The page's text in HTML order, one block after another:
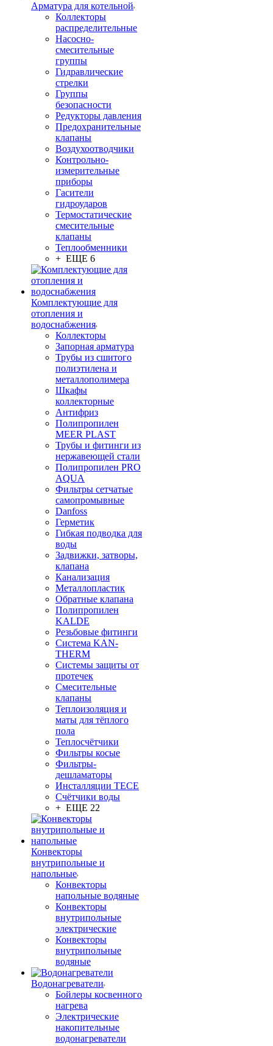
Арматура для котельной
Коллекторы
распределительные
Насосно-
смесительные
группы
Гидравлические
стрелки
Группы
безопасности
Редукторы давления
Предохранительные
клапаны
Воздухоотводчики
Контрольно-
измерительные
приборы
Гасители
гидроударов
Термостатические
смесительные
клапаны
Теплообменники
+ ЕЩЕ 6
Комплектующие для
отопления и
водоснабжения
Коллекторы
Запорная арматура
Трубы из сшитого
полиэтилена и
металлополимера
Шкафы
коллекторные
Антифриз
Полипропилен
MEER PLAST
Трубы и фитинги из
нержавеющей стали
Полипропилен PRO
AQUA
Фильтры сетчатые
самопромывные
Danfoss
Герметик
Гибкая подводка для
воды
Задвижки, затворы,
клапана
Канализация
Металлопластик
Обратные клапана
Полипропилен
KALDE
Резьбовые фитинги
Система KAN-
THERM
Системы защиты от
протечек
Смесительные
клапаны
Теплоизоляция и
маты для тёплого
пола
Теплосчётчики
Фильтры косые
Фильтры-
дешламаторы
Инсталляции TECE
Счётчики воды
+ ЕЩЕ 22
Конвекторы
внутрипольные и
напольные
Конвекторы
напольные водяные
Конвекторы
внутрипольные
электрические
Конвекторы
внутрипольные
водяные
Водонагреватели
Бойлеры косвенного
нагрева
Электрические
накопительные
водонагреватели